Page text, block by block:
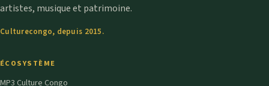
artistes, musique et patrimoine.
Culturecongo, depuis 2015.
ÉCOSYSTÈME
MP3 Culture Congo